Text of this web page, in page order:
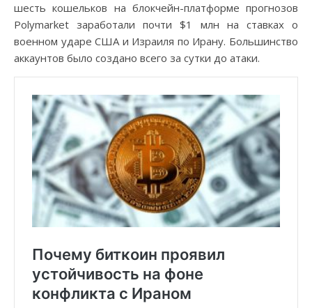
шесть кошельков на блокчейн-платформе прогнозов
Polymarket заработали почти $1 млн на ставках о
военном ударе США и Израиля по Ирану. Большинство
аккаунтов было создано всего за сутки до атаки.